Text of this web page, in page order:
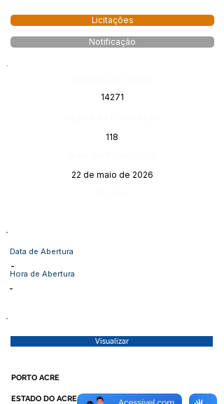
Licitações
Notificação
14271
118
22 de maio de 2026
Data de Abertura
-
Hora de Abertura
-
Visualizar
PORTO ACRE
ESTADO DO ACRE